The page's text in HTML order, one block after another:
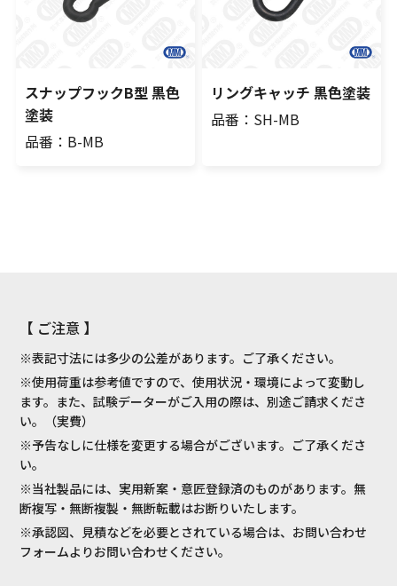
スナップフックB型 黒色
塗装
品番：B-MB
リングキャッチ 黒色塗装
品番：SH-MB
【 ご注意 】
※表記寸法には多少の公差があります。ご了承ください。
※使用荷重は参考値ですので、使用状況・環境によって変動し
ます。また、試験データーがご入用の際は、別途ご請求くださ
い。（実費）
※予告なしに仕様を変更する場合がございます。ご了承くださ
い。
※当社製品には、実用新案・意匠登録済のものがあります。無
断複写・無断複製・無断転載はお断りいたします。
※承認図、見積などを必要とされている場合は、お問い合わせ
フォームよりお問い合わせください。